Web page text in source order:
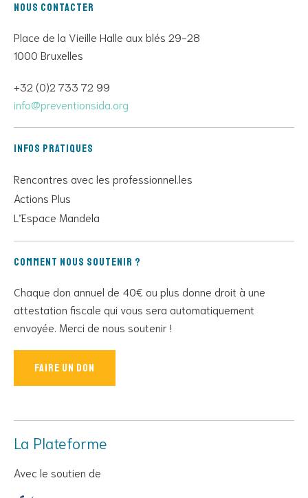
Nous contacter
Place de la Vieille Halle aux blés 29-28
1000 Bruxelles
+32 (0)2 733 72 99
info@preventionsida.org
Infos pratiques
Rencontres avec les professionnel.les
Actions Plus
L’Espace Mandela
Comment nous soutenir ?
Chaque don annuel de 40€ ou plus donne droit à une
attestation fiscale qui vous sera automatiquement
envoyée. Merci de nous soutenir !
Faire un don
La Plateforme
Avec le soutien de